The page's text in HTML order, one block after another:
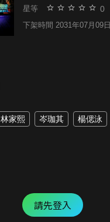
星等 0
下架時間 2031年07月09日
林家熙 岑珈其 楊偲泳
請先登入